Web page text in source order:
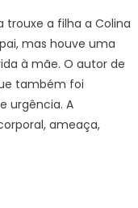
trouxe a filha a Colina
mas houve uma
à mãe. O autor de
também foi
urgência. A
ameaça,